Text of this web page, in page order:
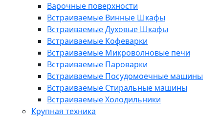
Варочные поверхности
Встраиваемые Винные Шкафы
Встраиваемые Духовые Шкафы
Встраиваемые Кофеварки
Встраиваемые Микроволновые печи
Встраиваемые Пароварки
Встраиваемые Посудомоечные машины
Встраиваемые Стиральные машины
Встраиваемые Холодильники
Крупная техника